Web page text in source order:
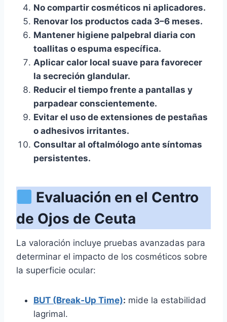
No compartir cosméticos ni aplicadores.
Renovar los productos cada 3–6 meses.
Mantener higiene palpebral diaria con
toallitas o espuma específica.
Aplicar calor local suave para favorecer
la secreción glandular.
Reducir el tiempo frente a pantallas y
parpadear conscientemente.
Evitar el uso de extensiones de pestañas
o adhesivos irritantes.
Consultar al oftalmólogo ante síntomas
persistentes.
Evaluación en el Centro
de Ojos de Ceuta
La valoración incluye pruebas avanzadas para
determinar el impacto de los cosméticos sobre
la superficie ocular:
BUT (Break‑Up Time): mide la estabilidad
lagrimal.